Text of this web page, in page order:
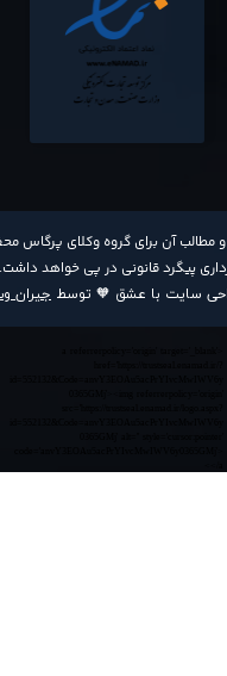
مطالب آن برای گروه وکلای پرگاس
پیگرد قانونی در پی خواهد داشت​​​​​​​.
سایت با عشق 🧡 توسط جیران